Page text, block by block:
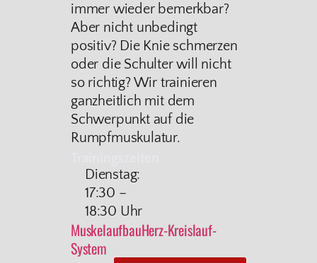
immer wieder bemerkbar?
Aber nicht unbedingt
positiv? Die Knie schmerzen
oder die Schulter will nicht
so richtig? Wir trainieren
ganzheitlich mit dem
Schwerpunkt auf die
Rumpfmuskulatur.
Dienstag:
17:30 –
18:30 Uhr
MuskelaufbauHerz-Kreislauf-
System